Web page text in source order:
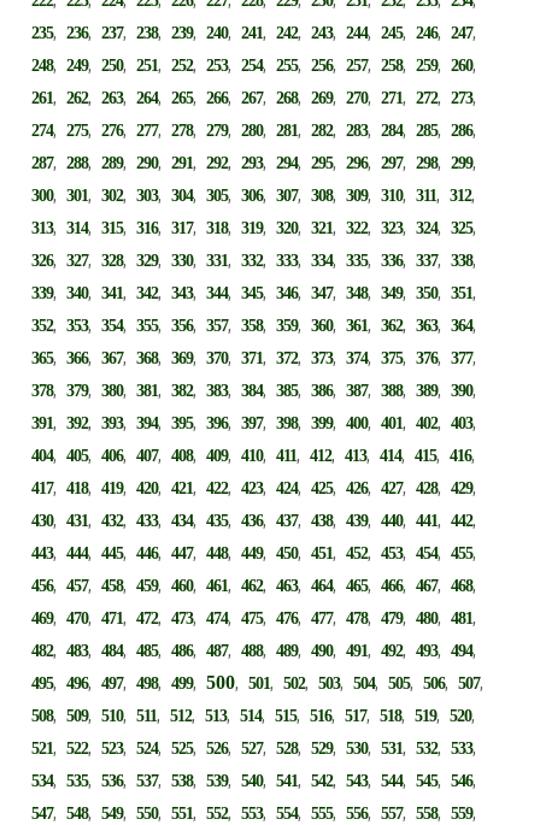
235,236,237,238,239,240,241,242,243,244,245,246,247,
248,249,250,251,252,253,254,255,256,257,258,259,260,
261,262,263,264,265,266,267,268,269,270,271,272,273,
274,275,276,277,278,279,280,281,282,283,284,285,286,
287,288,289,290,291,292,293,294,295,296,297,298,299,
300,301,302,303,304,305,306,307,308,309,310,311,312,
313,314,315,316,317,318,319,320,321,322,323,324,325,
326,327,328,329,330,331,332,333,334,335,336,337,338,
339,340,341,342,343,344,345,346,347,348,349,350,351,
352,353,354,355,356,357,358,359,360,361,362,363,364,
365,366,367,368,369,370,371,372,373,374,375,376,377,
378,379,380,381,382,383,384,385,386,387,388,389,390,
391,392,393,394,395,396,397,398,399,400,401,402,403,
404,405,406,407,408,409,410,411,412,413,414,415,416,
417,418,419,420,421,422,423,424,425,426,427,428,429,
430,431,432,433,434,435,436,437,438,439,440,441,442,
443,444,445,446,447,448,449,450,451,452,453,454,455,
456,457,458,459,460,461,462,463,464,465,466,467,468,
469,470,471,472,473,474,475,476,477,478,479,480,481,
482,483,484,485,486,487,488,489,490,491,492,493,494,
495,496,497,498,499,500,501,502,503,504,505,506,507,
508,509,510,511,512,513,514,515,516,517,518,519,520,
521,522,523,524,525,526,527,528,529,530,531,532,533,
534,535,536,537,538,539,540,541,542,543,544,545,546,
547,548,549,550,551,552,553,554,555,556,557,558,559,